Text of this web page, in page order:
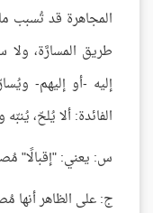
المجاهرة قد تُسبب
طريق المسارَّة، ولا
إليه -أو إليهم-
الفائدة: ألا يُلحّ،
س: يعني: "إقبالًا"
ج: على الظاهر أنها